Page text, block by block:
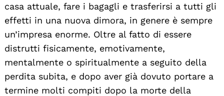
casa attuale, fare i bagagli e trasferirsi a tutti gli
effetti in una nuova dimora, in genere è sempre
un’impresa enorme. Oltre al fatto di essere
distrutti fisicamente, emotivamente,
mentalmente o spiritualmente a seguito della
perdita subita, e dopo aver già dovuto portare a
termine molti compiti dopo la morte della